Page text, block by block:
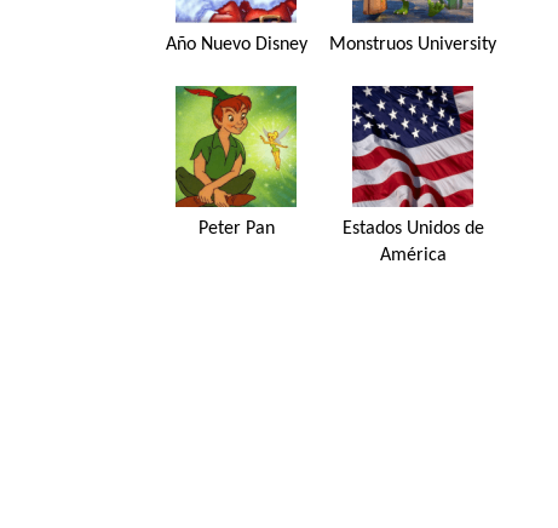
Año Nuevo Disney Monstruos University
Peter Pan
Estados Unidos de
América